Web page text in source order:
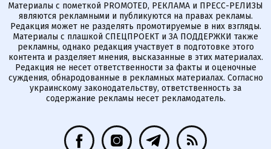
Материалы с пометкой PROMOTED, РЕКЛАМА и ПРЕСС-РЕЛИЗЫ
являются рекламными и публикуются на правах рекламы.
Редакция может не разделять промотируемые в них взгляды.
Материалы с плашкой СПЕЦПРОЕКТ и ЗА ПОДДЕРЖКИ также
рекламны, однако редакция участвует в подготовке этого
контента и разделяет мнения, высказанные в этих материалах.
Редакция не несет ответственности за факты и оценочные
суждения, обнародованные в рекламных материалах. Согласно
украинскому законодательству, ответственность за
содержание рекламы несет рекламодатель.